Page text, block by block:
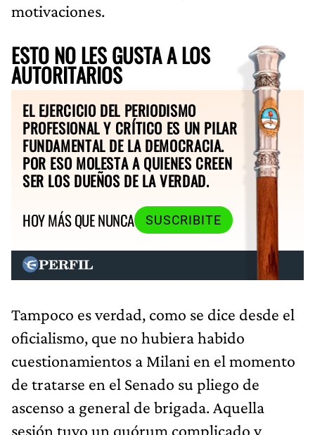
motivaciones.
ESTO NO LES GUSTA A LOS
AUTORITARIOS
EL EJERCICIO DEL PERIODISMO
PROFESIONAL Y CRÍTICO ES UN PILAR
FUNDAMENTAL DE LA DEMOCRACIA.
POR ESO MOLESTA A QUIENES CREEN
SER LOS DUEÑOS DE LA VERDAD.
HOY MÁS QUE NUNCA
SUSCRIBITE
Tampoco es verdad, como se dice desde el
oficialismo, que no hubiera habido
cuestionamientos a Milani en el momento
de tratarse en el Senado su pliego de
ascenso a general de brigada. Aquella
sesión tuvo un quórum complicado y